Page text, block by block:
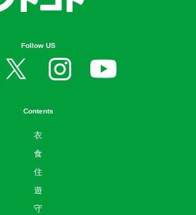
Follow US
Contents
衣
食
住
遊
守